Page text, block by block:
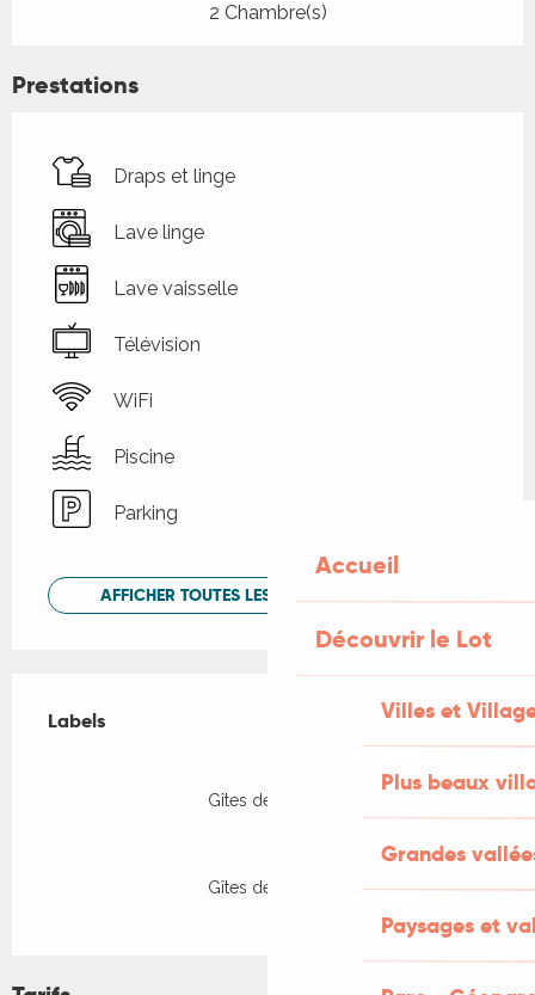
Accueil
Découvrir le Lot
Villes et
Plus beaux
Grandes
Paysages et
2 Chambre(s)
Prestations
Draps et linge
Lave linge
Lave vaisselle
Télévision
WiFi
Piscine
Parking
AFFICHER TOUTES LES PRESTATIONS
Labels
Labels
Gîtes de France
Gîtes de France